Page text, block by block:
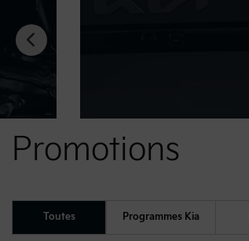
Promotions
Toutes Programmes Kia